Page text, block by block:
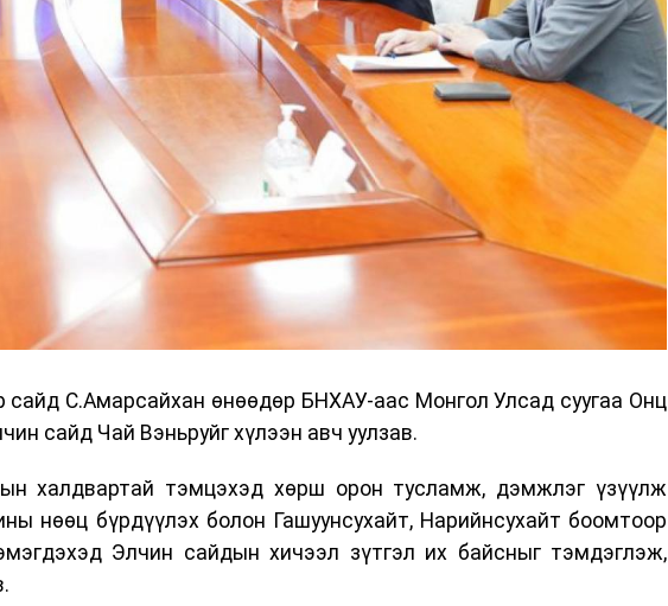
С.Амарсайхан өнөөдөр БНХАУ-аас Монгол Улсад суугаа Онц
сайд Чай Вэньруйг хүлээн авч уулзав.
халдвартай тэмцэхэд хөрш орон тусламж, дэмжлэг үзүүлж
нөөц бүрдүүлэх болон Гашуунсухайт, Нарийнсухайт боомтоор
Элчин сайдын хичээл зүтгэл их байсныг тэмдэглэж,